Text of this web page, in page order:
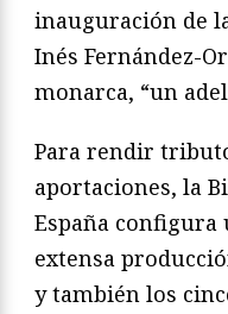
inauguración de
Inés Fernández-
monarca, “un
Para rendir
aportaciones, la
España configura
extensa
y también los